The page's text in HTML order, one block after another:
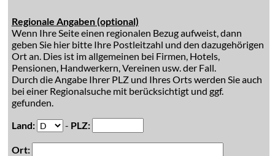
Regionale Angaben (optional)
Wenn Ihre Seite einen regionalen Bezug aufweist, dann
geben Sie hier bitte Ihre Postleitzahl und den dazugehörigen
Ort an. Dies ist im allgemeinen bei Firmen, Hotels,
Pensionen, Handwerkern, Vereinen usw. der Fall.
Durch die Angabe Ihrer PLZ und Ihres Orts werden Sie auch
bei einer Regionalsuche mit berücksichtigt und ggf.
gefunden.
Land:
- PLZ:
Ort: